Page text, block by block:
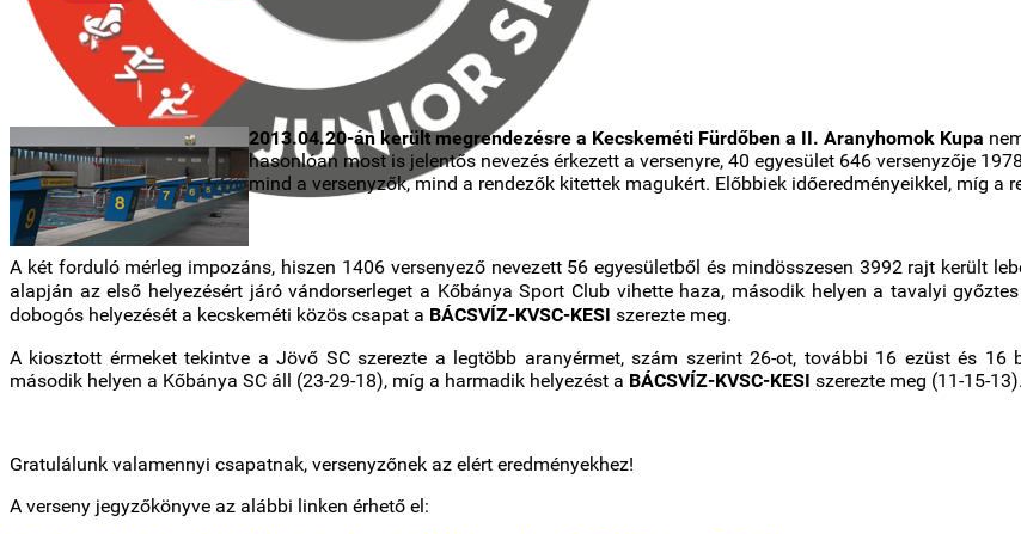
2013.04.20-án került megrendezésre a Kecskeméti Fürdőben a II. Aranyhomok Kupa
hasonlóan most is jelentős nevezés érkezett a versenyre, 40 egyesület 646 versenyzője
mind a versenyzők, mind a rendezők kitettek magukért. Előbbiek időeredményeikkel, míg a
A két forduló mérleg impozáns, hiszen 1406 versenyező nevezett 56 egyesületből és mindösszesen 3992 rajt került
alapján az első helyezésért járó vándorserleget a Kőbánya Sport Club vihette haza, második helyen a tavalyi
dobogós helyezését a kecskeméti közös csapat a BÁCSVÍZ-KVSC-KESI szerezte meg.
A kiosztott érmeket tekintve a Jövő SC szerezte a legtöbb aranyérmet, szám szerint 26-ot, további 16 ezüst és 16
második helyen a Kőbánya SC áll (23-29-18), míg a harmadik helyezést a BÁCSVÍZ-KVSC-KESI szerezte meg (11-15-13).
Gratulálunk valamennyi csapatnak, versenyzőnek az elért eredményekhez!
A verseny jegyzőkönyve az alábbi linken érhető el: